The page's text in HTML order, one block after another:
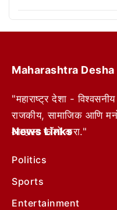
Maharashtra Desha
"महाराष्ट्र देशा -
राजकीय, सामाजिक आणि
आम्हाला फॉलो करा."
News Links
Politics
Sports
Entertainment